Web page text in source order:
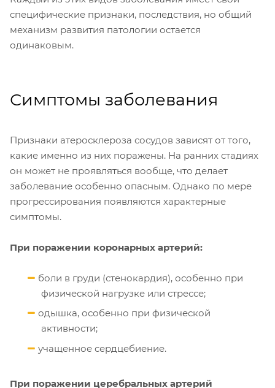
специфические признаки, последствия, но общий
механизм развития патологии остается
одинаковым.
Симптомы заболевания
Признаки атеросклероза сосудов зависят от того,
какие именно из них поражены. На ранних стадиях
он может не проявляться вообще, что делает
заболевание особенно опасным. Однако по мере
прогрессирования появляются характерные
симптомы.
При поражении коронарных артерий:
боли в груди (стенокардия), особенно при
физической нагрузке или стрессе;
одышка, особенно при физической
активности;
учащенное сердцебиение.
При поражении церебральных артерий